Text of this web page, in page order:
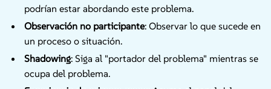
podrían estar abordando este problema.
Observación no participante: Observar lo que sucede en
un proceso o situación.
Shadowing: Siga al "portador del problema" mientras se
ocupa del problema.